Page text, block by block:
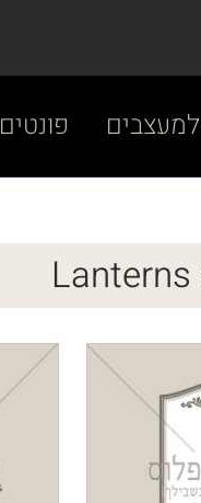
פונטים